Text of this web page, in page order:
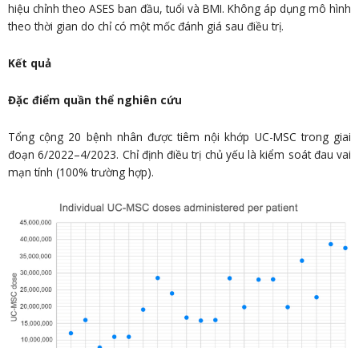
hiệu chỉnh theo ASES ban đầu, tuổi và BMI. Không áp dụng mô hình
theo thời gian do chỉ có một mốc đánh giá sau điều trị.
Kết quả
Đặc điểm quần thể nghiên cứu
Tổng cộng 20 bệnh nhân được tiêm nội khớp UC-MSC trong giai
đoạn 6/2022–4/2023. Chỉ định điều trị chủ yếu là kiểm soát đau vai
mạn tính (100% trường hợp).